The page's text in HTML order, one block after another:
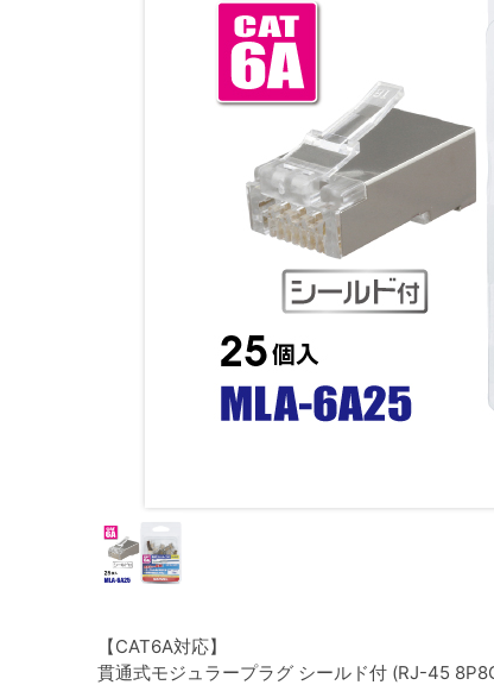
【CAT6A対応】
貫通式モジュラープラグ シールド付 (RJ-45